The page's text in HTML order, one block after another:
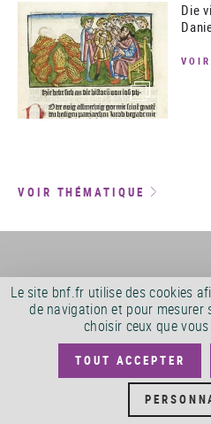
(image)
Die
VOIR
VOIR THÉMATIQUE
NOS
Le site bnf.fr utilise des cookies
de navigation et pour mesurer
choisir ceux que
TOUT ACCEPTER